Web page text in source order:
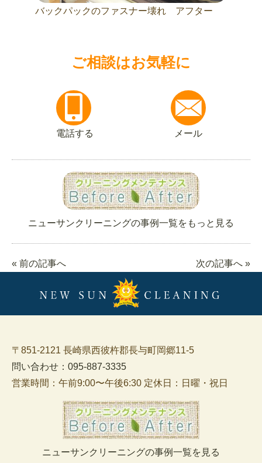
バックパックのファスナー壊れ アフター
ご相談はお気軽に
電話する メール
ニューサンクリーニングの事例一覧をもっと見る
« 前の記事へ 次の記事へ »
〒851-2121 長崎県西彼杵郡長与町岡郷11-5
問い合わせ：095-887-3335
営業時間：午前9:00〜午後6:30 定休日：日曜・祝日
ニューサンクリーニングの事例一覧を見る